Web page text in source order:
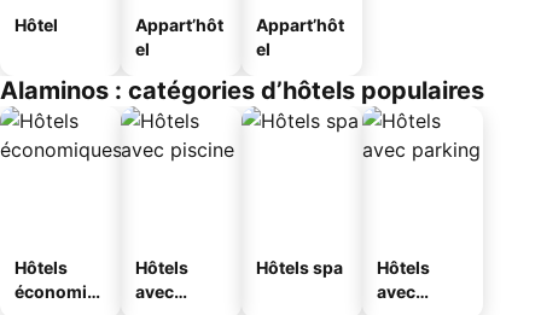
Hôtel
Appart’hôt
el
Appart’hôt
el
Alaminos : catégories d’hôtels populaires
Hôtels
économiq
Hôtels
avec
Hôtels spa
Hôtels
avec